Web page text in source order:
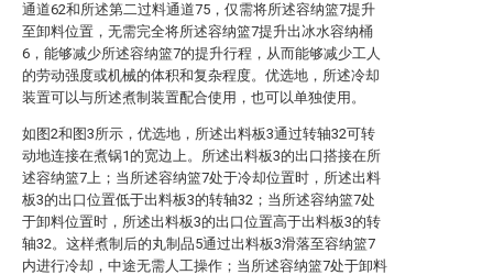
通道62和所述第二过料通道75，仅需将所述容纳篮7提升
至卸料位置，无需完全将所述容纳篮7提升出冰水容纳桶
6，能够减少所述容纳篮7的提升行程，从而能够减少工人
的劳动强度或机械的体积和复杂程度。优选地，所述冷却
装置可以与所述煮制装置配合使用，也可以单独使用。
如图2和图3所示，优选地，所述出料板3通过转轴32可转
动地连接在煮锅1的宽边上。所述出料板3的出口搭接在所
述容纳篮7上；当所述容纳篮7处于冷却位置时，所述出料
板3的出口位置低于出料板3的转轴32；当所述容纳篮7处
于卸料位置时，所述出料板3的出口位置高于出料板3的转
轴32。这样煮制后的丸制品5通过出料板3滑落至容纳篮7
内进行冷却，中途无需人工操作；当所述容纳篮7处于卸料